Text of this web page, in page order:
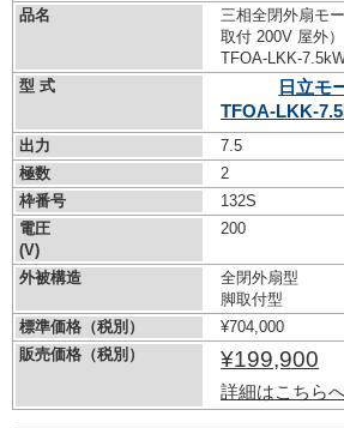
品名
三相全閉外扇モ
取付 200V 屋外）
TFOA-LKK-
型 式
日立モ
TFOA-LKK-
出力
7.5
極数
2
枠番号
132S
電圧
(V)
200
外被構造
全閉外扇型
脚取付型
標準価格（税別）
¥704,000
販売価格（税別）
¥199,900
詳細はこちら